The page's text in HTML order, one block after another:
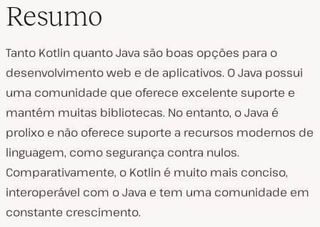
Resumo
Tanto Kotlin quanto Java são boas opções para o
desenvolvimento web e de aplicativos. O Java possui
uma comunidade que oferece excelente suporte e
mantém muitas bibliotecas. No entanto, o Java é
prolixo e não oferece suporte a recursos modernos de
linguagem, como segurança contra nulos.
Comparativamente, o Kotlin é muito mais conciso,
interoperável com o Java e tem uma comunidade em
constante crescimento.